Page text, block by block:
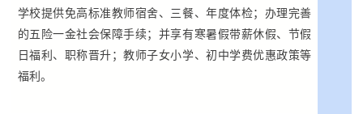
学校提供免高标准教师宿舍、三餐、年度体检；办理完善
的五险一金社会保障手续；并享有寒暑假带薪休假、节假
日福利、职称晋升；教师子女小学、初中学费优惠政策等
福利。